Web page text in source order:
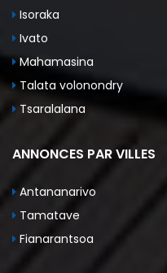
Isoraka
Ivato
Mahamasina
Talata volonondry
Tsaralalana
ANNONCES PAR VILLES
Antananarivo
Tamatave
Fianarantsoa